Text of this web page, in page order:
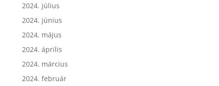
2024. július
2024. június
2024. május
2024. április
2024. március
2024. február